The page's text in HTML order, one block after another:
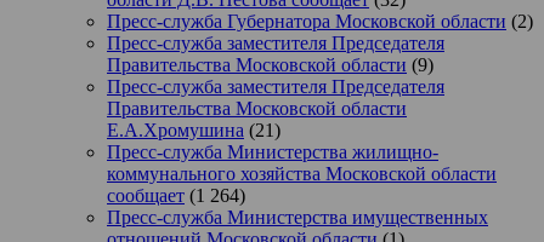
Пресс-служба Губернатора Московской области (2)
Пресс-служба заместителя Председателя
Правительства Московской области (9)
Пресс-служба заместителя Председателя
Правительства Московской области
Е.А.Хромушина (21)
Пресс-служба Министерства жилищно-
коммунального хозяйства Московской области
сообщает (1 264)
Пресс-служба Министерства имущественных